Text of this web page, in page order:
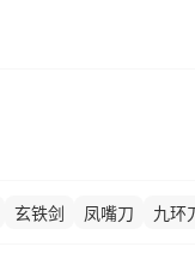
玄铁剑 凤嘴刀 九环